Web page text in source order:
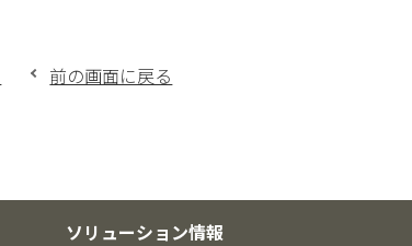
前の画面に戻る
ソリューション情報